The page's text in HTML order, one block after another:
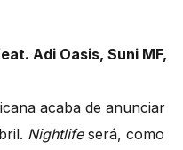
Adi Oasis, Suni MF,
acaba de anunciar
Nightlifeserá, como